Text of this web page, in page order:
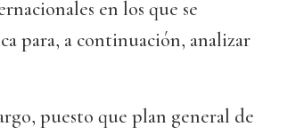
en los que se
para, a continuación, analizar
puesto que plan general de